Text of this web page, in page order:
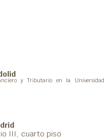
y Tributario en la Universidad
III, cuarto piso